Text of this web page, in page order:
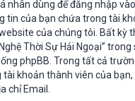
nhân dùng để đăng nhập
tin của bạn chứa trong tài
của chúng tôi. Bất kỳ
Thời Sự Hải Ngoại” trong
phpBB. Trong tất cả
khoản thành viên của bạn,
chỉ Email.